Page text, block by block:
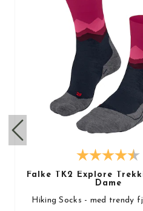
Falke TK2 Explore
Dame
Hiking Socks - med trendy